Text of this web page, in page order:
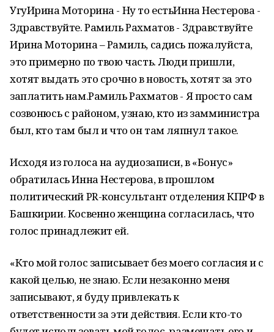
УгуИрина Моторина - Ну то естьИнна Нестерова -
Здравствуйте. Рамиль Рахматов - Здравствуйте
Ирина Моторина – Рамиль, садись пожалуйста,
это примерно по твою часть. Люди пришли,
хотят выдать это срочно в новость, хотят за это
заплатить нам.Рамиль Рахматов - Я просто сам
созвонюсь с районом, узнаю, кто из замминистра
был, кто там был и что он там ляпнул такое.
Исходя из голоса на аудиозаписи, в «Бонус»
обратилась Инна Нестерова, в прошлом
политический PR-консультант отделения КПРФ в
Башкирии. Косвенно женщина согласилась, что
голос принадлежит ей.
«Кто мой голос записывает без моего согласия и с
какой целью, не знаю. Если незаконно меня
записывают, я буду привлекать к
ответственности за эти действия. Если кто-то